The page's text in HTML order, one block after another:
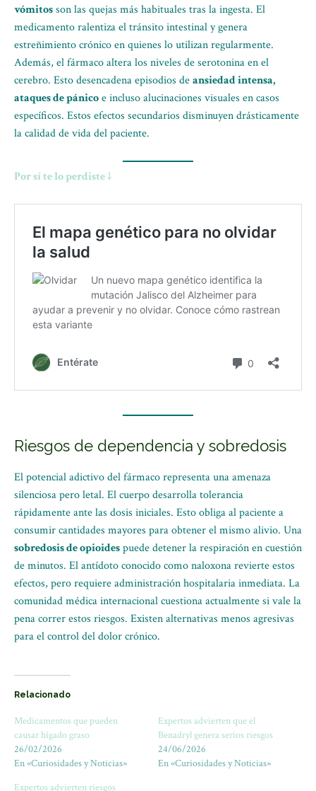
vómitosson las quejas más habituales tras la ingesta. El
medicamento ralentiza el tránsito intestinal y genera
estreñimiento crónico en quienes lo utilizan regularmente.
Además, el fármaco altera los niveles de serotonina en el
cerebro. Esto desencadena episodios deansiedad intensa,
ataques de pánicoe incluso alucinaciones visuales en casos
específicos. Estos efectos secundarios disminuyen drásticamente
la calidad de vida del paciente.
Por sí te lo perdiste ↓
Riesgos de dependencia y sobredosis
El potencial adictivo del fármaco representa una amenaza
silenciosa pero letal. El cuerpo desarrolla tolerancia
rápidamente ante las dosis iniciales. Esto obliga al paciente a
consumir cantidades mayores para obtener el mismo alivio. Una
sobredosis de opioidespuede detener la respiración en cuestión
de minutos. El antídoto conocido como naloxona revierte estos
efectos, pero requiere administración hospitalaria inmediata. La
comunidad médica internacional cuestiona actualmente si vale la
pena correr estos riesgos. Existen alternativas menos agresivas
para el control del dolor crónico.
Relacionado
Medicamentos que pueden
causar hígado graso
26/02/2026
En «Curiosidades y Noticias»
Expertos advierten que el
Benadryl genera serios riesgos
24/06/2026
En «Curiosidades y Noticias»
Expertos advierten riesgos